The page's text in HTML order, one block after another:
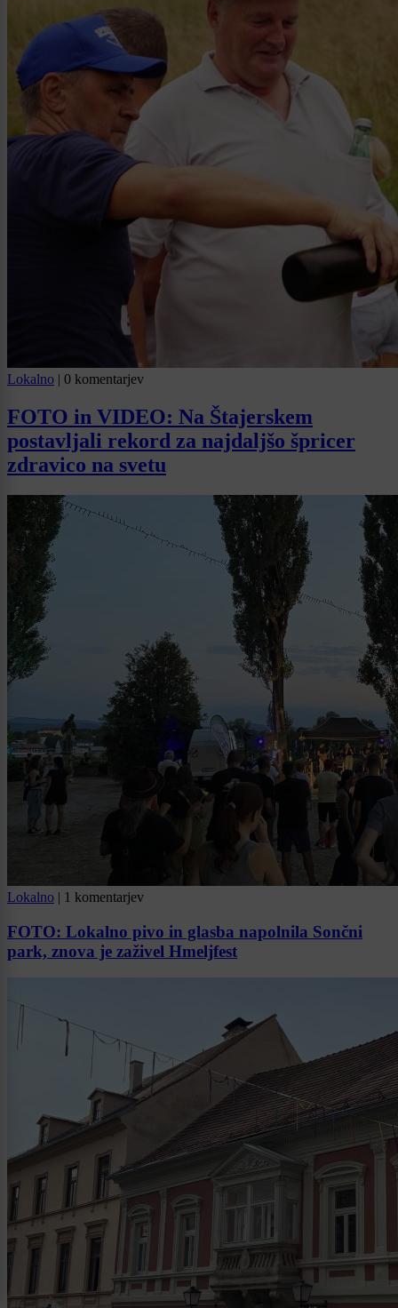
Lokalno | 0 komentarjev
FOTO in VIDEO: Na Štajerskem
postavljali rekord za najdaljšo špricer
zdravico na svetu
Lokalno | 1 komentarjev
FOTO: Lokalno pivo in glasba napolnila Sončni
park, znova je zaživel Hmeljfest